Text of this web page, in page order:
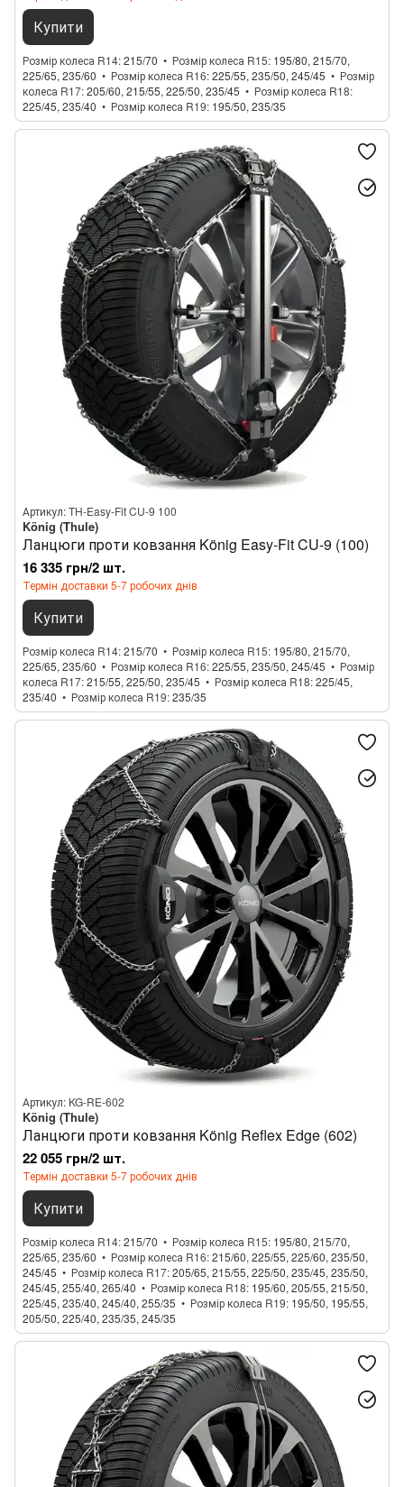
Купити
Розмір колеса R14 215/70 Розмір колеса R15 195/80, 215/70,
225/65, 235/60
Розмір колеса R16 225/55, 235/50, 245/45
Розмір
колеса R17 205/60, 215/55, 225/50, 235/45
Розмір колеса R18
225/45, 235/40
Розмір колеса R19 195/50, 235/35
Артикул: TH-Easy-Fit CU-9 100
König (Thule)
Ланцюги проти ковзання König Easy-Fit CU-9 (100)
16 335 грн/2 шт.
Термін доставки 5-7 робочих днів
Купити
Розмір колеса R14 215/70 Розмір колеса R15 195/80, 215/70,
225/65, 235/60
Розмір колеса R16 225/55, 235/50, 245/45
Розмір
колеса R17 215/55, 225/50, 235/45 Розмір колеса R18 225/45,
235/40
Розмір колеса R19 235/35
Артикул: KG-RE-602
König (Thule)
Ланцюги проти ковзання König Reflex Edge (602)
22 055 грн/2 шт.
Термін доставки 5-7 робочих днів
Купити
Розмір колеса R14 215/70 Розмір колеса R15 195/80, 215/70,
225/65, 235/60
Розмір колеса R16 215/60, 225/55, 225/60, 235/50,
245/45
Розмір колеса R17 205/65, 215/55, 225/50, 235/45, 235/50,
245/45, 255/40, 265/40
Розмір колеса R18 195/60, 205/55, 215/50,
225/45, 235/40, 245/40, 255/35
Розмір колеса R19 195/50, 195/55,
205/50, 225/40, 235/35, 245/35